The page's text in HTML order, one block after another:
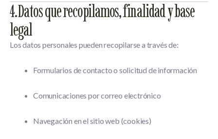
4. Datos que recopilamos, finalidad y base
legal
Los datos personales pueden recopilarse a través de:
Formularios de contacto o solicitud de información
Comunicaciones por correo electrónico
Navegación en el sitio web (cookies)